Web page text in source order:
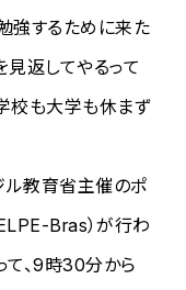
強するために来た
見返してやるって
校も大学も休まず
ル教育省主催のポ
Bras）が行わ
て、9時30分から